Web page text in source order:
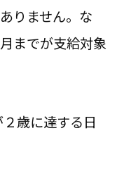
りません。な
までが支給対象
歳に達する日